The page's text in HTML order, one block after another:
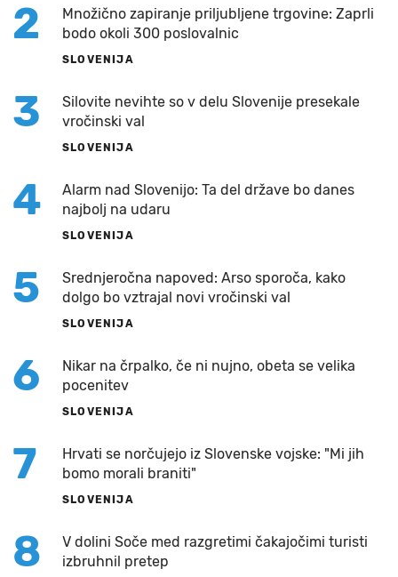
2
Množično zapiranje priljubljene trgovine: Zaprli
bodo okoli 300 poslovalnic
SLOVENIJA
3
Silovite nevihte so v delu Slovenije presekale
vročinski val
SLOVENIJA
4
Alarm nad Slovenijo: Ta del države bo danes
najbolj na udaru
SLOVENIJA
5
Srednjeročna napoved: Arso sporoča, kako
dolgo bo vztrajal novi vročinski val
SLOVENIJA
6
Nikar na črpalko, če ni nujno, obeta se velika
pocenitev
SLOVENIJA
7
Hrvati se norčujejo iz Slovenske vojske: "Mi jih
bomo morali braniti"
SLOVENIJA
8
V dolini Soče med razgretimi čakajočimi turisti
izbruhnil pretep